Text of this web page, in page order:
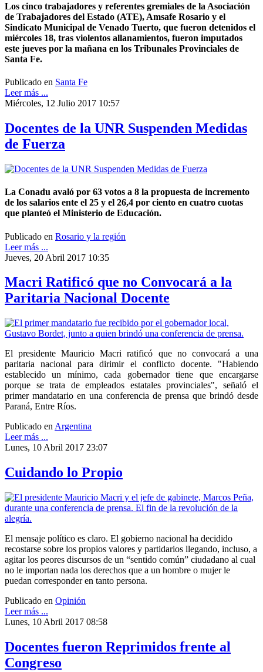
Los cinco trabajadores y referentes gremiales de la Asociación
de Trabajadores del Estado (ATE), Amsafe Rosario y el
Sindicato Municipal de Venado Tuerto, que fueron detenidos el
miércoles 18, tras violentos allanamientos, fueron imputados
este jueves por la mañana en los Tribunales Provinciales de
Santa Fe.
Publicado en Santa Fe
Leer más ...
Miércoles, 12 Julio 2017 10:57
Docentes de la UNR Suspenden Medidas
de Fuerza
La Conadu avaló por 63 votos a 8 la propuesta de incremento
de los salarios ente el 25 y el 26,4 por ciento en cuatro cuotas
que planteó el Ministerio de Educación.
Publicado en Rosario y la región
Leer más ...
Jueves, 20 Abril 2017 10:35
Macri Ratificó que no Convocará a la
Paritaria Nacional Docente
El presidente Mauricio Macri ratificó que no convocará a una
paritaria nacional para dirimir el conflicto docente. "Habiendo
establecido un mínimo, cada gobernador tiene que encargarse
porque se trata de empleados estatales provinciales", señaló el
primer mandatario en una conferencia de prensa que brindó desde
Paraná, Entre Ríos.
Publicado en Argentina
Leer más ...
Lunes, 10 Abril 2017 23:07
Cuidando lo Propio
El mensaje político es claro. El gobierno nacional ha decidido
recostarse sobre los propios valores y partidarios llegando, incluso, a
agitar los peores discursos de un “sentido común” ciudadano al cual
no le importan nada los derechos que a un hombre o mujer le
puedan corresponder en tanto persona.
Publicado en Opinión
Leer más ...
Lunes, 10 Abril 2017 08:58
Docentes fueron Reprimidos frente al
Congreso